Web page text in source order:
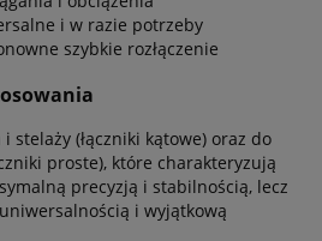
i w razie potrzeby
szybkie rozłączenie
i stelaży (łączniki kątowe) oraz do
proste), które charakteryzują
precyzją i stabilnością, lecz
i wyjątkową